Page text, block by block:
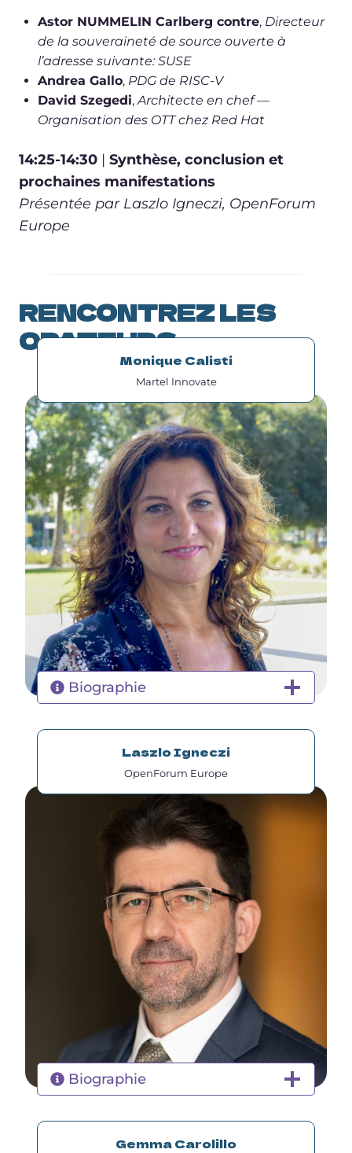
Astor NUMMELIN Carlberg contre, Directeur
de la souveraineté de source ouverte à
l’adresse suivante:SUSE
Andrea Gallo, PDG de RISC-V
David Szegedi,Architecte en chef —
Organisation des OTT chez Red Hat
14:25-14:30 | Synthèse, conclusion et
prochaines manifestations
Présentée par Laszlo Igneczi, OpenForum
Europe
RENCONTREZ LES
ORATEURS
Monique Calisti
Martel Innovate
Biographie
Laszlo Igneczi
OpenForum Europe
Biographie
Gemma Carolillo